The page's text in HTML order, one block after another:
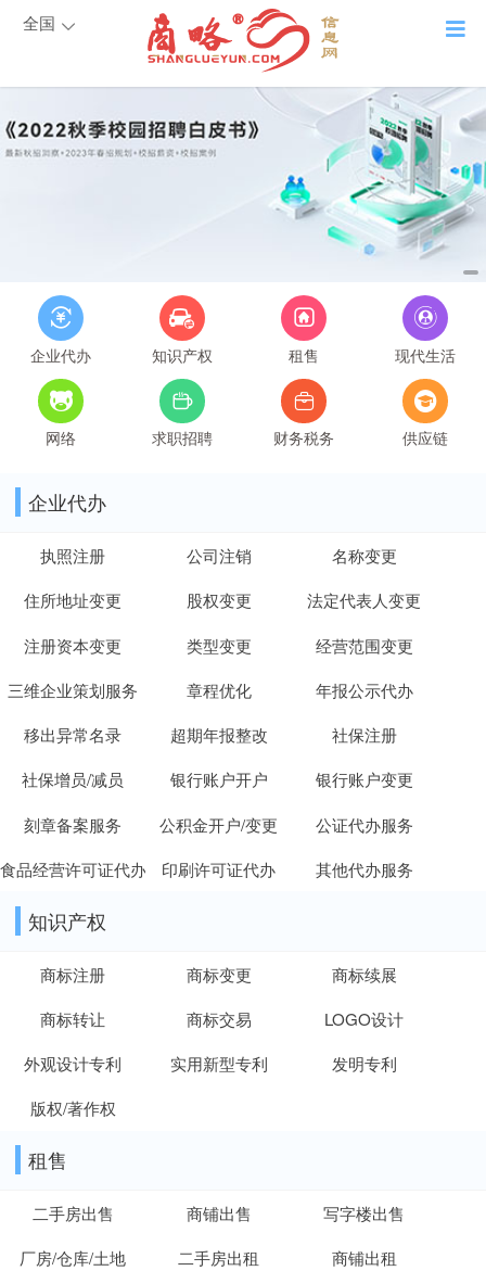
全国
企业代办 知识产权 租售 现代生活
网络 求职招聘 财务税务 供应链
企业代办
执照注册 公司注销
名称变更
住所地址变更
股权变更
法定代表人变更
注册资本变更
类型变更
经营范围变更
三维企业策划服务
章程优化
年报公示代办
移出异常名录
超期年报整改
社保注册
社保增员/减员
银行账户开户
银行账户变更
刻章备案服务
公积金开户/变更
公证代办服务
食品经营许可证代办
印刷许可证代办 其他代办服务
知识产权
商标注册 商标变更
商标续展
商标转让
商标交易
LOGO设计
外观设计专利
实用新型专利
发明专利
版权/著作权
租售
二手房出售 商铺出售
写字楼出售
厂房/仓库/土地
二手房出租
商铺出租